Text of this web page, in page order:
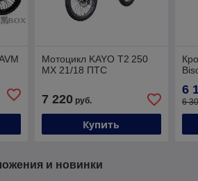
Мотоцикл KAYO T2 250
MX 21/18 ПТС
7 220руб.
Купить
6
6
и новинки